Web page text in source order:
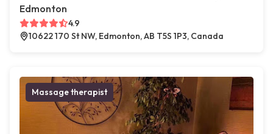
Edmonton
4.9
10622 170 St NW, Edmonton, AB T5S 1P3, Canada
Massage therapist